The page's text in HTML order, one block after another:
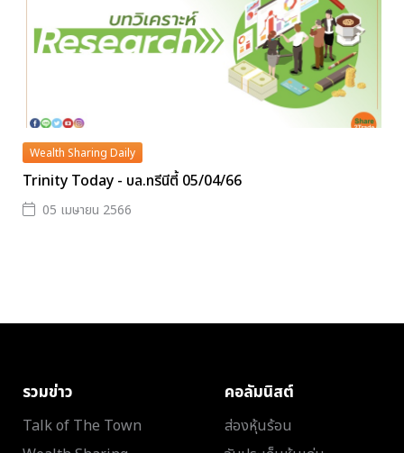
Wealth Sharing Daily
Trinity Today - บล.ทรีนีตี้ 05/04/66
05 เมษายน 2566
รวมข่าว
Talk of The Town
คอลัมนิสต์
ส่องหุ้นร้อน